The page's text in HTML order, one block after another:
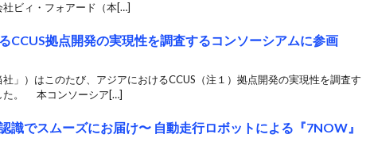
ビィ・フォアード（本[…]
CCUS拠点開発の実現性を調査するコンソーシアムに参画
」）はこのたび、アジアにおけるCCUS（注１）拠点開発の実現性を調査す
た。 本コンソーシア[…]
識でスムーズにお届け〜 自動走行ロボットによる『7NOW』